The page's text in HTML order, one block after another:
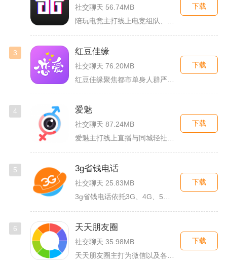
社交聊天 56.74MB
下载
3 红豆佳缘
社交聊天 76.20MB
下载
4 爱魅
社交聊天 87.24MB
爱魅主打线上直播与同城轻社交融合服务，整合影音直播、兴趣社群...
下载
5 3g省钱电话
社交聊天 25.83MB
下载
6 天天朋友圈
社交聊天 35.98MB
下载